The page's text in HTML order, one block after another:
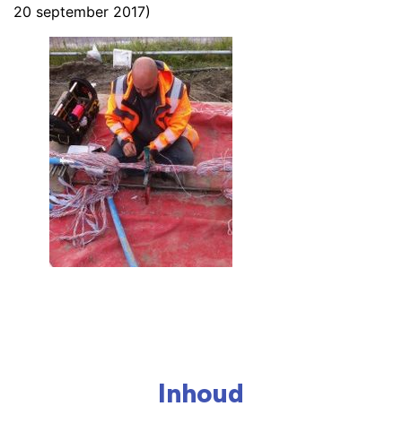
20 september 2017)
Inhoud